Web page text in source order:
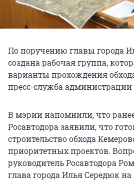
По поручению главы города
создана рабочая группа,
варианты прохождения
пресс-служба администрации
В мэрии напомнили, что
Росавтодора заявили, что
строительство обхода
приоритетных проектов.
руководитель Росавтодора
глава города Илья Середюк